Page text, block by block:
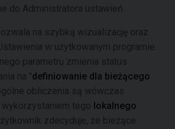
do Administratora ustawień.
na szybką wizualizację oraz
w użytkowanym programie.
parametru zmienia status
na "definiowanie dla bieżącego
obliczenia są wówczas
tego lokalnego
zdecyduje, że bieżące